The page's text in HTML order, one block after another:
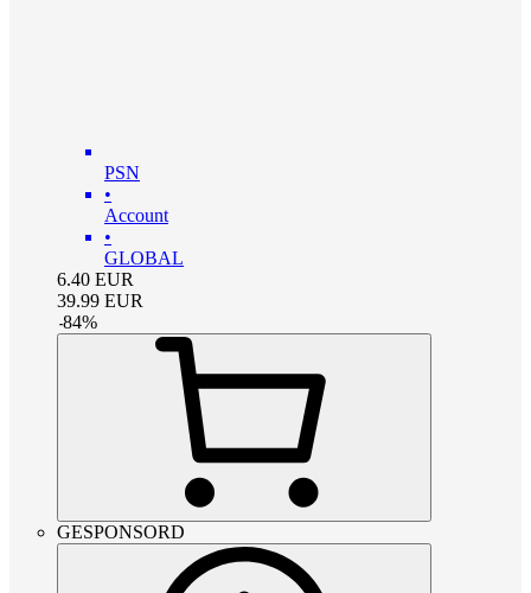
PSN
•
Account
•
GLOBAL
6.40 EUR
39.99 EUR
-84%
GESPONSORD